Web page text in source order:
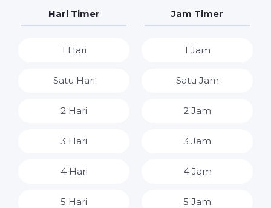
Hari Timer
1 Hari
Satu Hari
2 Hari
3 Hari
4 Hari
5 Hari
Jam Timer
1 Jam
Satu Jam
2 Jam
3 Jam
4 Jam
5 Jam